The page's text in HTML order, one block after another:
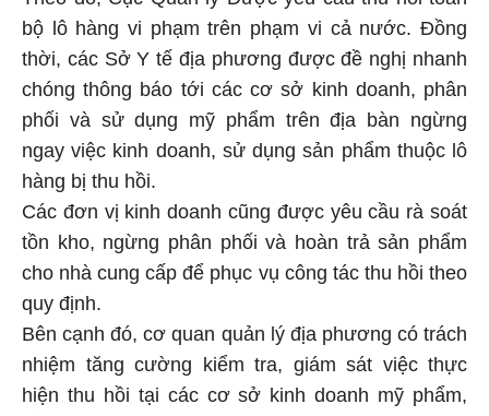
bộ lô hàng vi phạm trên phạm vi cả nước. Đồng
thời, các Sở Y tế địa phương được đề nghị nhanh
chóng thông báo tới các cơ sở kinh doanh, phân
phối và sử dụng mỹ phẩm trên địa bàn ngừng
ngay việc kinh doanh, sử dụng sản phẩm thuộc lô
hàng bị thu hồi.
Các đơn vị kinh doanh cũng được yêu cầu rà soát
tồn kho, ngừng phân phối và hoàn trả sản phẩm
cho nhà cung cấp để phục vụ công tác thu hồi theo
quy định.
Bên cạnh đó, cơ quan quản lý địa phương có trách
nhiệm tăng cường kiểm tra, giám sát việc thực
hiện thu hồi tại các cơ sở kinh doanh mỹ phẩm,